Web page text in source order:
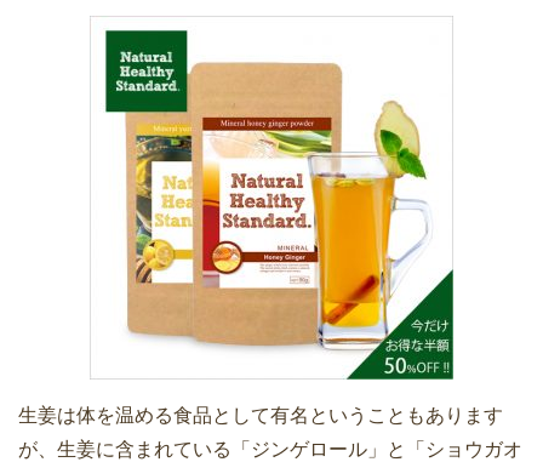
生姜は体を温める食品として有名ということもあります
が、生姜に含まれている「ジンゲロール」と「ショウガオ